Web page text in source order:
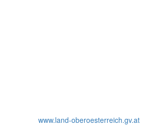
www.land-oberoesterreich.gv.at